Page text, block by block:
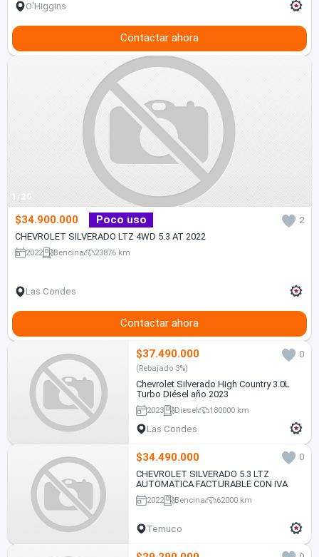
O'Higgins
Contactar ahora
1/20
$34.900.000 Poco uso
2
CHEVROLET SILVERADO LTZ 4WD 5.3 AT 2022
2022 Bencina 23876 km
Las Condes
Contactar ahora
$37.490.000 0
(Rebajado 3%)
Chevrolet Silverado High Country 3.0L
Turbo Diésel año 2023
2023 Diesel 180000 km
Las Condes
$34.490.000
0
CHEVROLET SILVERADO 5.3 LTZ
AUTOMATICA FACTURABLE CON IVA
2022 Bencina 62000 km
Temuco